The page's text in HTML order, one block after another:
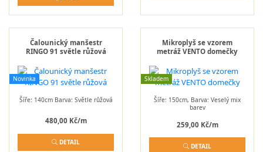
Čalounický manšestr
RINGO 91 světle růžová
Novinka
Šíře: 140cm Barva: Světle růžová
480,00 Kč/m
DETAIL
Mikroplyš se vzorem
metráž VENTO domečky
Skladem
Šíře: 150cm, Barva: Veselý mix
barev
259,00 Kč/m
DETAIL